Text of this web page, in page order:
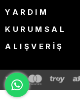
YARDIM
KURUMSAL
ALIŞVERİŞ